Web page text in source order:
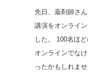
先日、薬剤師さ
講演をオンライ
した。 100名ほ
オンラインでな
ったかもしれま